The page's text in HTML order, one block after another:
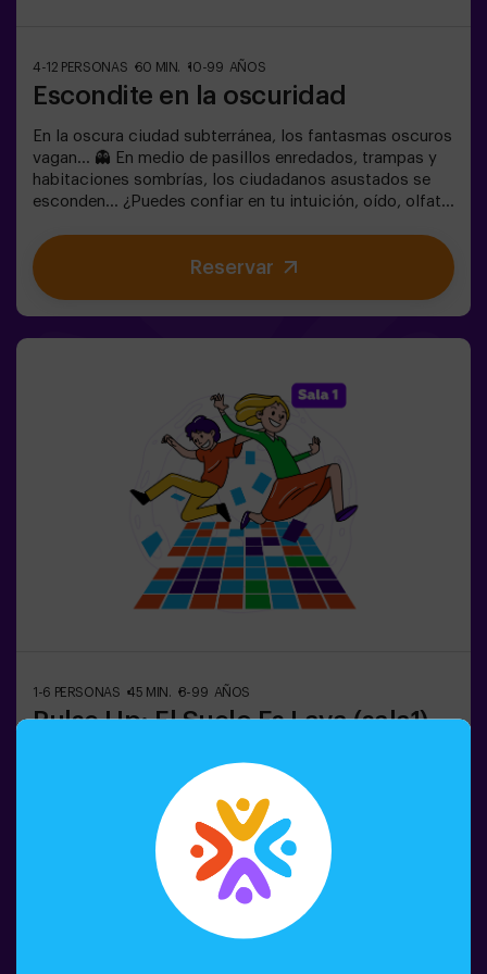
4-12 PERSONAS 60 MIN. 10-99 AÑOS
Escondite en la oscuridad
En la oscura ciudad subterránea, los fantasmas oscuros
vagan... 👻 En medio de pasillos enredados, trampas y
habitaciones sombrías, los ciudadanos asustados se
esconden... ¿Puedes confiar en tu intuición, oído, olfato
luego encontrar a tus amigos?🔦 Escondite en la
Oscuridad es un juego inmersivo sensorial inspirado en
las escondidas de siempre, pero llevado a otro nivel:
sonido que hacen la experiencia inolvidable✅ Ideal para
grupos grandes | planes con amigos | adolescentes |
team building❗Los jugadores menores de 14 años o igual
deberán entrar acompañados por al menos de un adulto.
Existe la opción de que un monitor les acompañe en la
aventura, consúltanos las condiciones.❗Este juego no es
recomendable para personas con miedo a la oscuridad.
Reservar
1-6 PERSONAS 45 MIN. 8-99 AÑOS
Pulse Up: El Suelo Es Lava (sala1)
¿Recuerdas el juego El Suelo es Lava? 🌋 Pulse Up te
lleva de vuelta a esa emocionante experiencia, pero
llevándola a un nivel completamente nuevo. Sumérgete
en una emocionante colección de desafíos que
estimulan tanto tu mente como tu cuerpo. 🧠 💪💥 5
niveles de dificultad para ajustarse a todos los niveles
de habilidad.💥 40 juegos únicos que mantienen la
emoción y la diversión.💥 2 salas disponibles,
incluyendo el modo combate para hasta 12 jugadores,
Reservar